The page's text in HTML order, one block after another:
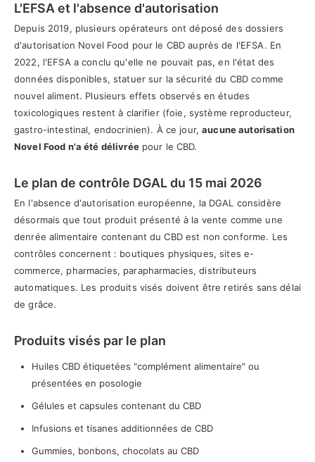
L'EFSA et l'absence d'autorisation
Depuis 2019, plusieurs opérateurs ont déposé des dossiers
d'autorisation Novel Food pour le CBD auprès de l'EFSA. En
2022, l'EFSA a conclu qu'elle ne pouvait pas, en l'état des
données disponibles, statuer sur la sécurité du CBD comme
nouvel aliment. Plusieurs effets observés en études
toxicologiques restent à clarifier (foie, système reproducteur,
gastro-intestinal, endocrinien). À ce jour,aucune autorisation
Novel Food n'a été délivréepour le CBD.
Le plan de contrôle DGAL du 15 mai 2026
En l'absence d'autorisation européenne, la DGAL considère
désormais que tout produit présenté à la vente comme une
denrée alimentaire contenant du CBD est non conforme. Les
contrôles concernent : boutiques physiques, sites e-
commerce, pharmacies, parapharmacies, distributeurs
automatiques. Les produits visés doivent être retirés sans délai
de grâce.
Produits visés par le plan
Huiles CBD étiquetées "complément alimentaire" ou
présentées en posologie
Gélules et capsules contenant du CBD
Infusions et tisanes additionnées de CBD
Gummies, bonbons, chocolats au CBD